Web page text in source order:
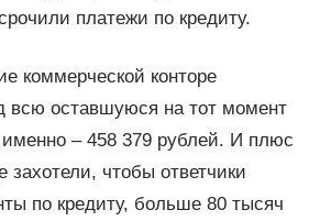
платежи по кредиту.
коммерческой конторе
всю оставшуюся на тот момент
– 458 379 рублей. И плюс
чтобы ответчики
по кредиту, больше 80 тысяч